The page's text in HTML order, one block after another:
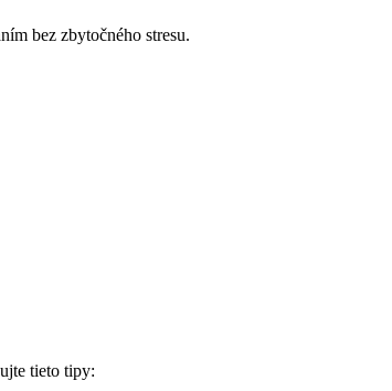
bez zbytočného stresu.
⁤tieto tipy: